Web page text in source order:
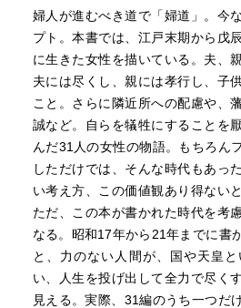
婦人が進むべき道で「婦道」。今
プト。本書では、江戸末期から戊
に生きた女性を描いている。夫、
夫には尽くし、親には孝行し、子
こと。さらに隣近所への配慮や、
誠など。自らを犠牲にすることを
んだ31人の女性の物語。もちろん
しただけでは、そんな時代もあっ
い考え方、この価値観あり得ない
ただ、この本が書かれた時代を考
なる。昭和17年から21年までに書
と、力のない人間が、国や天皇
い、人生を投げ出して全力で尽く
見える。実際、31編のうち一つだ